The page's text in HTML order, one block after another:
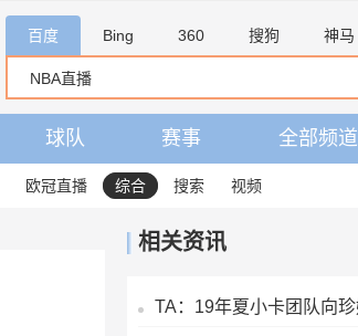
百度 Bing 360 搜狗 神马
球队 赛事 全部频道
欧冠直播 综合 搜索 视频
相关资讯